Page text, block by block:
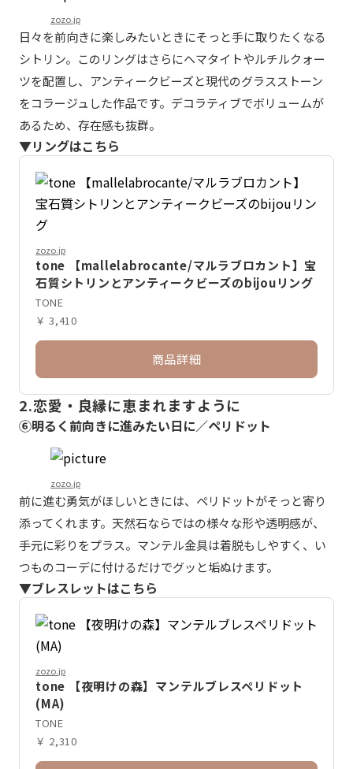
zozo.jp
日々を前向きに楽しみたいときにそっと手に取りたくなる
シトリン。このリングはさらにヘマタイトやルチルクォー
ツを配置し、アンティークビーズと現代のグラスストーン
をコラージュした作品です。デコラティブでボリュームが
あるため、存在感も抜群。
▼リングはこちら
zozo.jp
tone 【mallelabrocante/マルラブロカント】宝
石質シトリンとアンティークビーズのbijouリング
TONE
￥ 3,410
商品詳細
2.恋愛・良縁に恵まれますように
⑥明るく前向きに進みたい日に／ペリドット
zozo.jp
前に進む勇気がほしいときには、ペリドットがそっと寄り
添ってくれます。天然石ならではの様々な形や透明感が、
手元に彩りをプラス。マンテル金具は着脱もしやすく、い
つものコーデに付けるだけでグッと垢ぬけます。
▼ブレスレットはこちら
zozo.jp
tone 【夜明けの森】マンテルブレスペリドット
(MA)
TONE
￥ 2,310